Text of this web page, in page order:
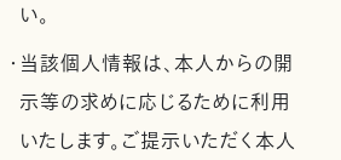
い。
・当該個人情報は、本人からの開
示等の求めに応じるために利用
いたします。ご提示いただく本人